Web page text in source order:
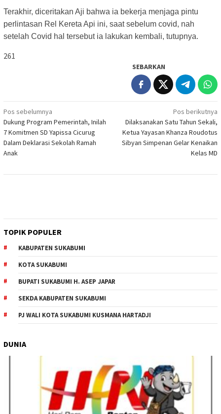
Terakhir, diceritakan Aji bahwa ia bekerja menjaga pintu
perlintasan Rel Kereta Api ini, saat sebelum covid, nah
setelah Covid hal tersebut ia lakukan kembali, tutupnya.
261
SEBARKAN
Navigasi
pos
Pos sebelumnya
Dukung Program Pemerintah, Inilah
7 Komitmen SD Yapissa Cicurug
Dalam Deklarasi Sekolah Ramah
Anak
Pos berikutnya
Dilaksanakan Satu Tahun Sekali,
Ketua Yayasan Khanza Roudotus
Sibyan Simpenan Gelar Kenaikan
Kelas MD
TOPIK POPULER
KABUPATEN SUKABUMI
KOTA SUKABUMI
BUPATI SUKABUMI H. ASEP JAPAR
SEKDA KABUPATEN SUKABUMI
PJ WALI KOTA SUKABUMI KUSMANA HARTADJI
DUNIA